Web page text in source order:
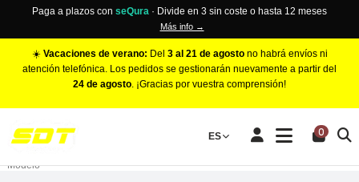
Paga a plazos con seQura · Divide en 3 sin coste o hasta 12 meses
Más info →
☀️ Vacaciones de verano: Del 3 al 21 de agostono habrá envíos ni
atención telefónica. Los pedidos se gestionarán nuevamente a partir del
24 de agosto. ¡Gracias por vuestra comprensión!
ES 0
Make
Modelo